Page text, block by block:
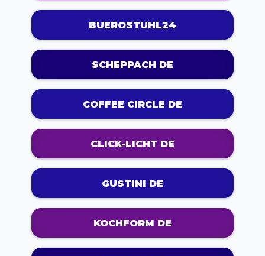
BUEROSTUHL24
SCHEPPACH DE
COFFEE CIRCLE DE
CLICK-LICHT DE
GUSTINI DE
KOCHFORM DE